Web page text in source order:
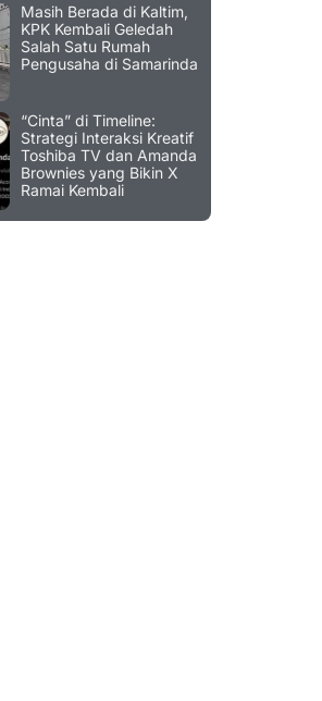
Masih Berada di Kaltim,
KPK Kembali Geledah
Salah Satu Rumah
Pengusaha di Samarinda
“Cinta” di Timeline:
Strategi Interaksi Kreatif
Toshiba TV dan Amanda
Brownies yang Bikin X
Ramai Kembali